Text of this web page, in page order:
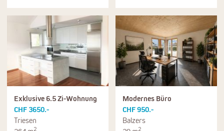
Exklusive 6.5 Zi-Wohnung
CHF 3650.-
Triesen
2
Modernes Büro
CHF 950.-
Balzers
2